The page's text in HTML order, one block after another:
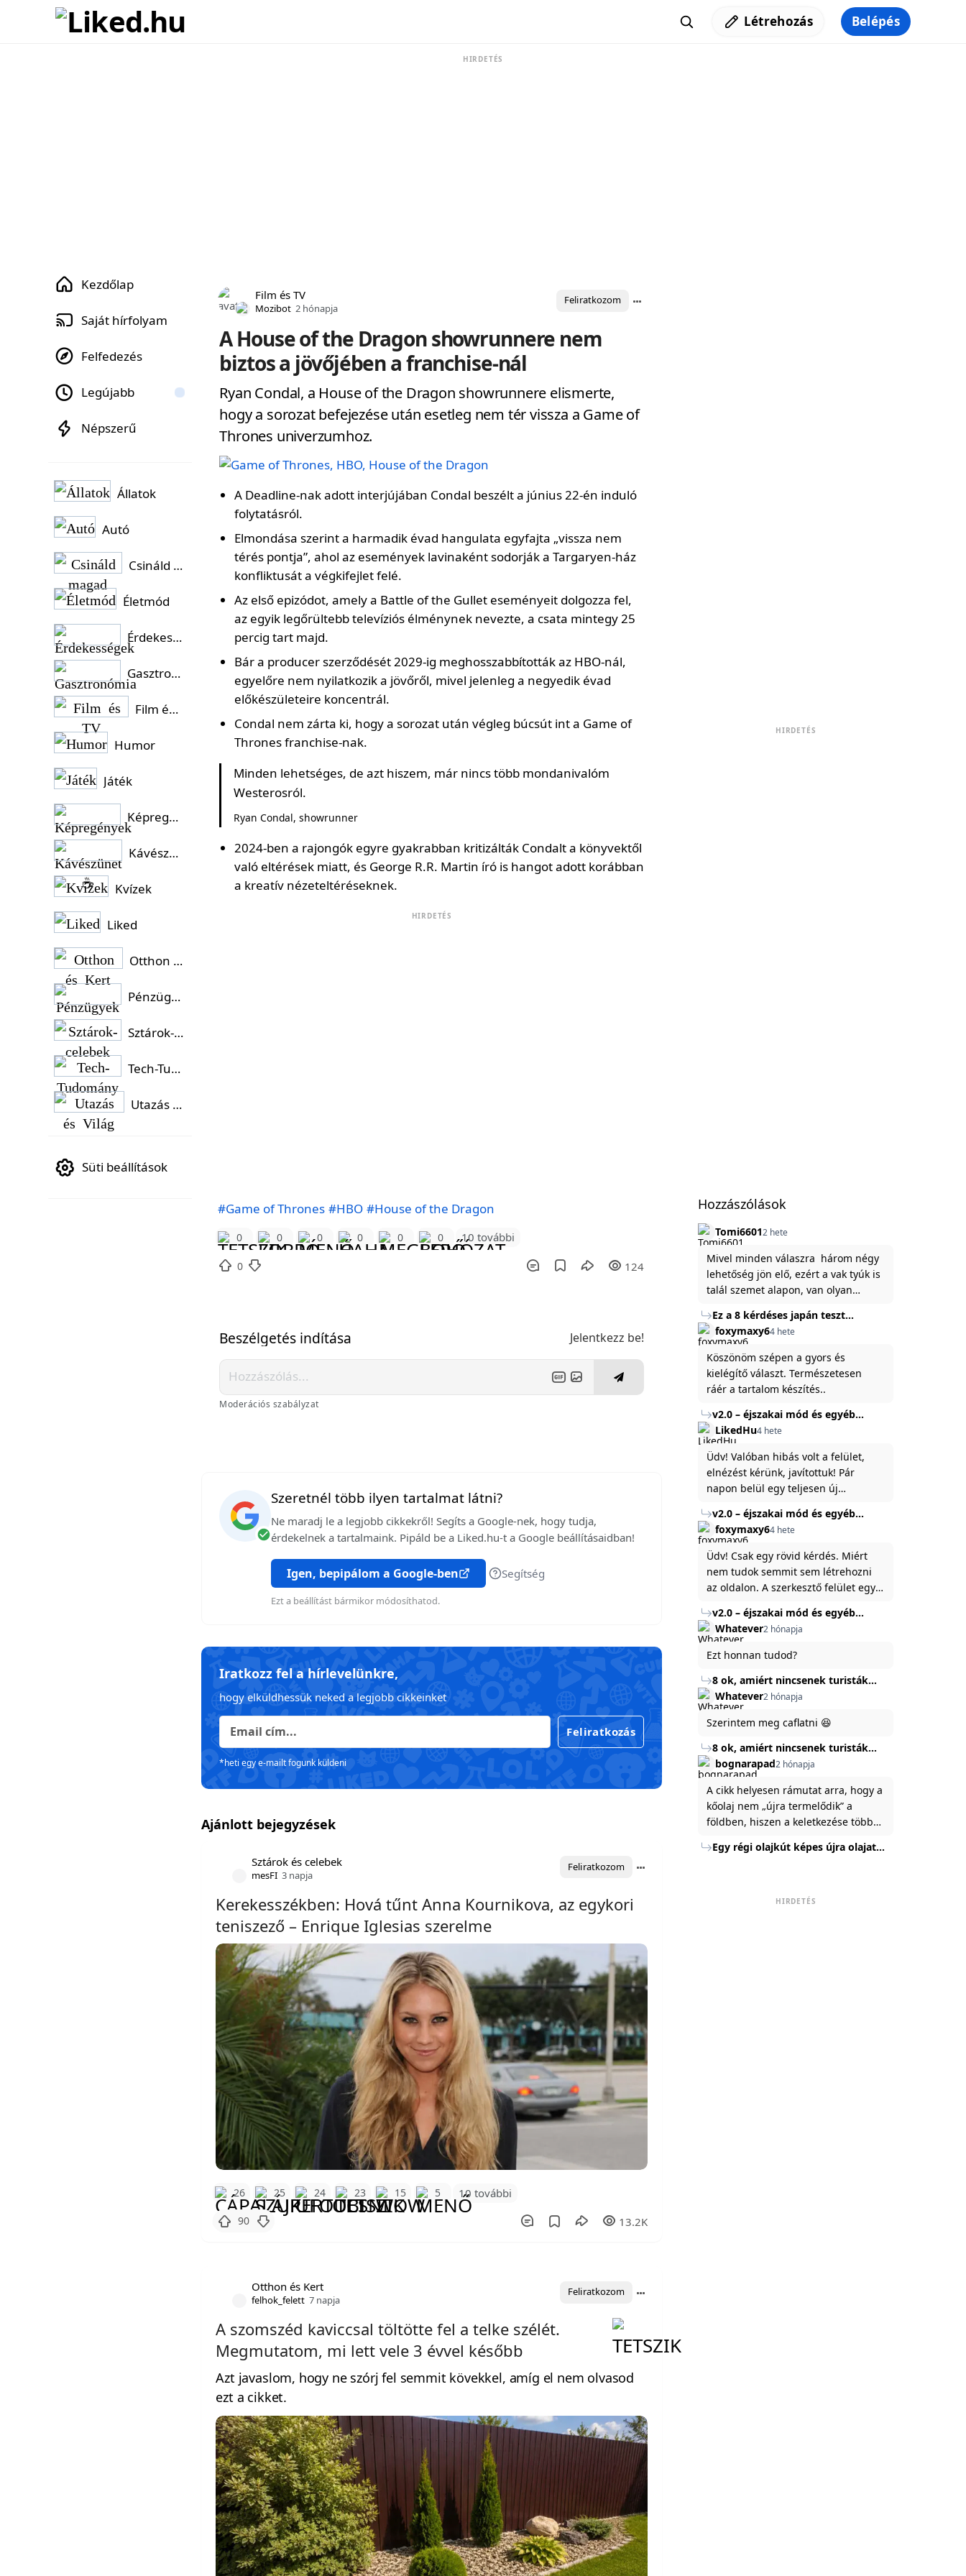
Létrehozás Belépés
HIRDETÉS
Film és TV
Mozibot 2 hónapja
Feliratkozom
A House of the Dragon showrunnere nem
biztos a jövőjében a franchise-nál
Ryan Condal, a House of the Dragon showrunnere elismerte,
hogy a sorozat befejezése után esetleg nem tér vissza a Game of
Thrones univerzumhoz.
A Deadline-nak adott interjújában Condal beszélt a június 22-én induló
folytatásról.
Elmondása szerint a harmadik évad hangulata egyfajta „vissza nem
térés pontja”, ahol az események lavinaként sodorják a Targaryen-ház
konfliktusát a végkifejlet felé.
Az első epizódot, amely a Battle of the Gullet eseményeit dolgozza fel,
az egyik legőrültebb televíziós élménynek nevezte, a csata mintegy 25
percig tart majd.
Bár a producer szerződését 2029-ig meghosszabbították az HBO-nál,
egyelőre nem nyilatkozik a jövőről, mivel jelenleg a negyedik évad
előkészületeire koncentrál.
Condal nem zárta ki, hogy a sorozat után végleg búcsút int a Game of
Thrones franchise-nak.
Minden lehetséges, de azt hiszem, már nincs több mondanivalóm
Westerosról.
Ryan Condal, showrunner
2024-ben a rajongók egyre gyakrabban kritizálták Condalt a könyvektől
való eltérések miatt, és George R.R. Martin író is hangot adott korábban
a kreatív nézeteltéréseknek.
HIRDETÉS
#Game of Thrones #HBO #House of the Dragon
0 0 0 0 0 0 10 további
0 124
Beszélgetés indítása Jelentkezz be!
Moderációs szabályzat
Szeretnél több ilyen tartalmat látni?
Ne maradj le a legjobb cikkekről! Segíts a Google-nek, hogy tudja,
érdekelnek a tartalmaink. Pipáld be a Liked.hu-t a Google beállításaidban!
Igen, bepipálom a Google-ben Segítség
Ezt a beállítást bármikor módosíthatod.
Iratkozz fel a hírlevelünkre,
hogy elküldhessük neked a legjobb cikkeinket
Feliratkozás
*heti egy e-mailt fogunk küldeni
Ajánlott bejegyzések
Sztárok és celebek
mesFI 3 napja
Feliratkozom
Kerekesszékben: Hová tűnt Anna Kournikova, az egykori
teniszező – Enrique Iglesias szerelme
26 25 24 23 15 5 10 további
90 13.2K
Otthon és Kert
felhok_felett 7 napja
Feliratkozom
A szomszéd kaviccsal töltötte fel a telke szélét.
Megmutatom, mi lett vele 3 évvel később
Azt javaslom, hogy ne szórj fel semmit kövekkel, amíg el nem olvasod
ezt a cikket.
HIRDETÉS
Hozzászólások
Tomi66012 hete
Mivel minden válaszra három négy
lehetőség jön elő, ezért a vak tyúk is
talál szemet alapon, van olyan
Ez a 8 kérdéses japán teszt
hibátlanul feltárja az igazságot
rólad
foxymaxy64 hete
Köszönöm szépen a gyors és
kielégítő választ. Természetesen
ráér a tartalom készítés..
v2.0 – éjszakai mód és egyéb
fejlesztések
LikedHu4 hete
Üdv! Valóban hibás volt a felület,
elnézést kérünk, javítottuk! Pár
napon belül egy teljesen új
weboldal legújabb, 3.0-ás verzióját,
és vélhetően ez zavart be kicsit.Egy
baráti megjegyzés: ha nem fontos
és tud várni néhány napot a
tartalom, amit készíteni
szeretnél, inkább várj néhány napot,
mert ég és föld lesz a különbség a
jelenlegi rendszer és az új között -
legfőképpen egyébként épp
tartalomkészítési szempontból! :)
v2.0 – éjszakai mód és egyéb
fejlesztések
foxymaxy64 hete
Üdv! Csak egy rövid kérdés. Miért
nem tudok semmit sem létrehozni
az oldalon. A szerkesztő felület egy
Köszönöm ha válaszoltok.
v2.0 – éjszakai mód és egyéb
fejlesztések
Whatever2 hónapja
Ezt honnan tudod?
8 ok, amiért nincsenek turisták
Törökország Fekete-tenger felőli
partján
Whatever2 hónapja
Szerintem meg caflatni 😆
8 ok, amiért nincsenek turisták
Törökország Fekete-tenger felőli
partján
bognarapad2 hónapja
A cikk helyesen rámutat arra, hogy a
kőolaj nem „újra termelődik” a
földben, hiszen a keletkezése több
Energiaügyi Minisztériuma szerint a
kőzetben marad. A
Egy régi olajkút képes újra olajat
HIRDETÉS
Kezdőlap
Saját hírfolyam
Felfedezés
Legújabb
Népszerű
Állatok
Autó
Csináld magad
Életmód
Érdekességek
Gasztronómia
Film és TV
Humor
Játék
Képregények
Kávészünet ☕
Kvízek
Liked
Otthon és Kert
Pénzügyek
Sztárok-celebek
Tech-Tudomány
Utazás és Világ
Süti beállítások